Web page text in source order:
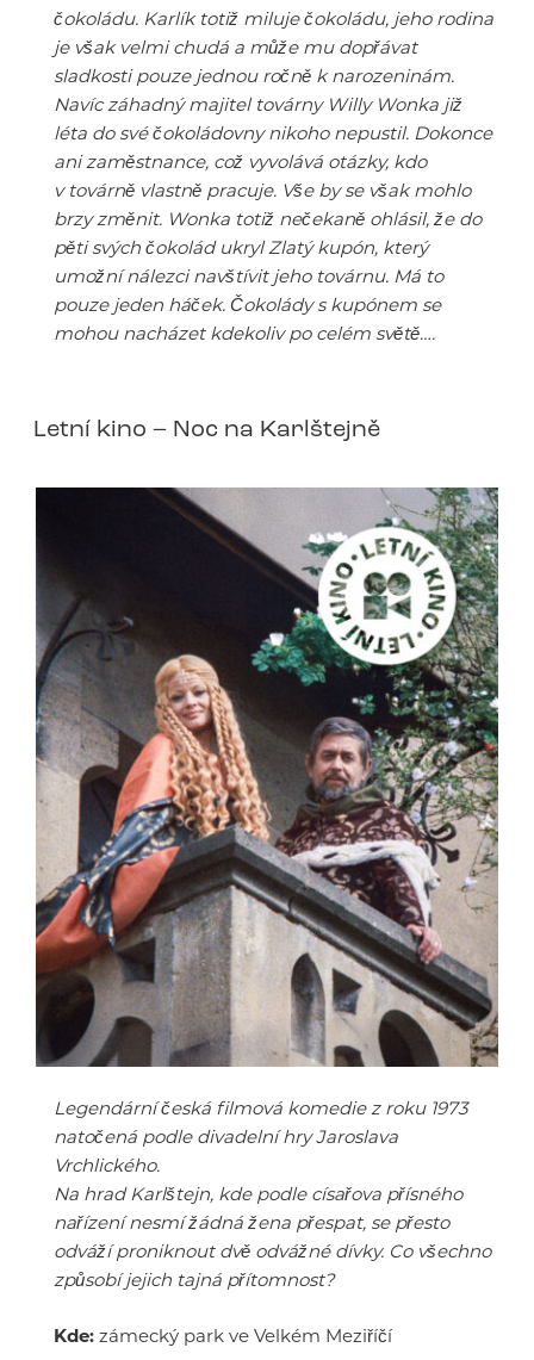
čokoládu. Karlík totiž miluje čokoládu, jeho rodina
je však velmi chudá a může mu dopřávat
sladkosti pouze jednou ročně k narozeninám.
Navíc záhadný majitel továrny Willy Wonka již
léta do své čokoládovny nikoho nepustil. Dokonce
ani zaměstnance, což vyvolává otázky, kdo
v továrně vlastně pracuje. Vše by se však mohlo
brzy změnit. Wonka totiž nečekaně ohlásil, že do
pěti svých čokolád ukryl Zlatý kupón, který
umožní nálezci navštívit jeho továrnu. Má to
pouze jeden háček. Čokolády s kupónem se
mohou nacházet kdekoliv po celém světě….
Letní kino – Noc na Karlštejně
Legendární česká filmová komedie z roku 1973
natočená podle divadelní hry Jaroslava
Vrchlického.
Na hrad Karlštejn, kde podle císařova přísného
nařízení nesmí žádná žena přespat, se přesto
odváží proniknout dvě odvážné dívky. Co všechno
způsobí jejich tajná přítomnost?
Kde: zámecký park ve Velkém Meziříčí